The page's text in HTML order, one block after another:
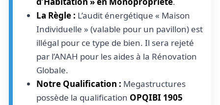
La Règle : L’audit énergétique « Maison
Individuelle » (valable pour un pavillon) est
illégal pour ce type de bien. Il sera rejeté
par l’ANAH pour les aides à la Rénovation
Globale.
Notre Qualification : Megastructures
possède la qualification OPQIBI 1905